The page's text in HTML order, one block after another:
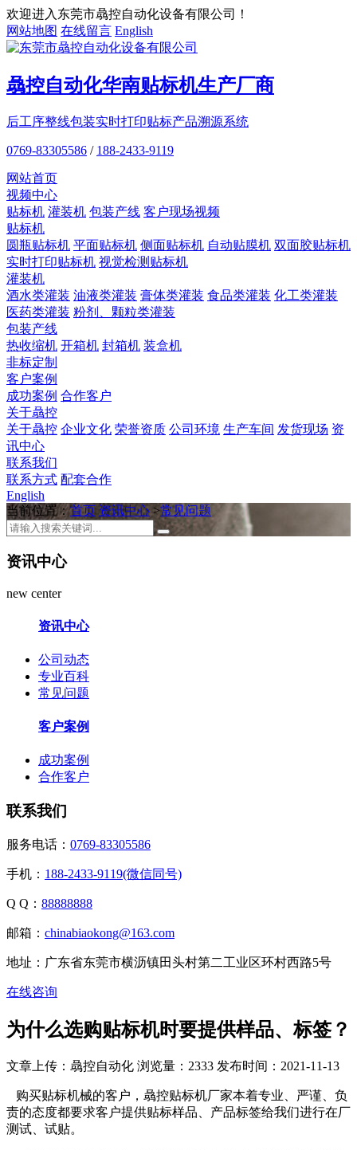
欢迎进入东莞市骉控自动化设备有限公司！
网站地图 在线留言 English
骉控自动化华南贴标机生产厂商
后工序整线包装实时打印贴标产品溯源系统
0769-83305586 / 188-2433-9119
网站首页
视频中心
贴标机 灌装机 包装产线 客户现场视频
贴标机
圆瓶贴标机 平面贴标机 侧面贴标机 自动贴膜机 双面胶贴标机
实时打印贴标机 视觉检测贴标机
灌装机
酒水类灌装 油液类灌装 膏体类灌装 食品类灌装 化工类灌装
医药类灌装 粉剂、颗粒类灌装
包装产线
热收缩机 开箱机 封箱机 装盒机
非标定制
客户案例
成功案例 合作客户
关于骉控
关于骉控 企业文化 荣誉资质 公司环境 生产车间 发货现场 资
讯中心
联系我们
联系方式 配套合作
English
当前位置：首页 资讯中心 >常见问题
资讯中心
new center
资讯中心
公司动态
专业百科
常见问题
客户案例
成功案例
合作客户
联系我们
服务电话： 0769-83305586
手机： 188-2433-9119(微信同号)
Q Q： 88888888
邮箱： chinabiaokong@163.com
地址：广东省东莞市横沥镇田头村第二工业区环村西路5号
在线咨询
为什么选购贴标机时要提供样品、标签？
文章上传：骉控自动化 浏览量：2333 发布时间：2021-11-13
购买贴标机械的客户，骉控贴标机厂家本着专业、严谨、负
责的态度都要求客户提供贴标样品、产品标签给我们进行在厂
测试、试贴。